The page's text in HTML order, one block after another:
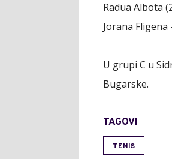
Radua Albota
Jorana Fligena
U grupi C u
Bugarske.
TAGOVI
TENIS